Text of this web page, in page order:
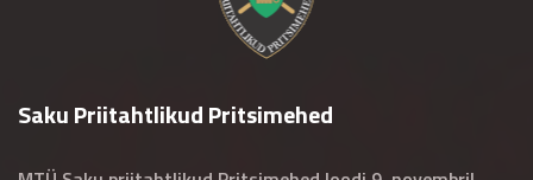
Saku Priitahtlikud Pritsimehed